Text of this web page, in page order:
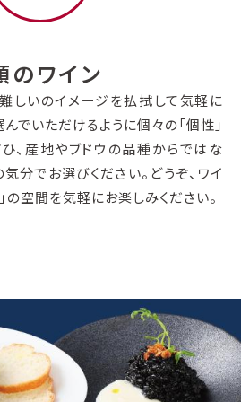
ワイン
しいのイメージを払拭して気軽に
でいただけるように個々の「個性」
ひ、産地やブドウの品種からではな
気分でお選びください。どうぞ、ワイ
の空間を気軽にお楽しみください。